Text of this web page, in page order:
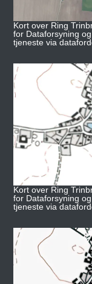
Kort over Ring
for Dataforsyning
tjeneste via
Kort over Ring
for Dataforsyning
tjeneste via